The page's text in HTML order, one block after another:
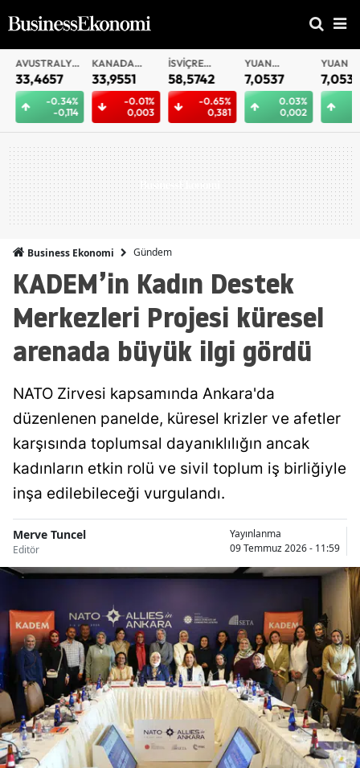
AVUSTRALYA
DOLARI
33,4657
-0.34%
-0,114
KANADA
DOLARI
33,9551
-0.01%
0,003
İSVIÇRE
FRANKI
58,5742
-0.65%
0,381
YUAN
OFFSHORE
7,0537
0.03%
0,002
YUAN
7,0532
Business Ekonomi Gündem
KADEM’in Kadın Destek
Merkezleri Projesi küresel
arenada büyük ilgi gördü
NATO Zirvesi kapsamında Ankara'da
düzenlenen panelde, küresel krizler ve afetler
karşısında toplumsal dayanıklılığın ancak
kadınların etkin rolü ve sivil toplum iş birliğiyle
inşa edilebileceği vurgulandı.
Merve Tuncel
Editör
Yayınlanma
09 Temmuz 2026 - 11:59